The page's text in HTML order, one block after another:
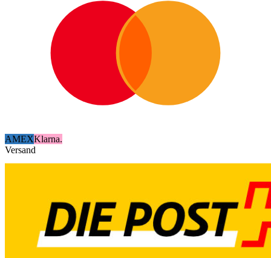
AMEXKlarna.
Versand